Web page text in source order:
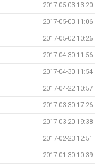
2017-05-03 13:20
2017-05-03 11:06
2017-05-02 10:26
2017-04-30 11:56
2017-04-30 11:54
2017-04-22 10:57
2017-03-30 17:26
2017-03-20 19:38
2017-02-23 12:51
2017-01-30 10:39